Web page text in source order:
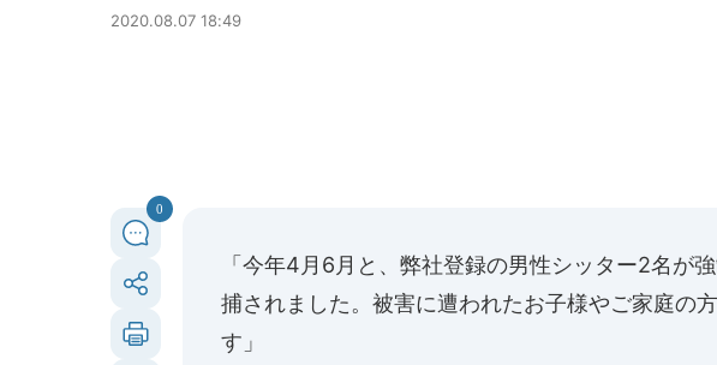
2020.08.07 18:49
0
「今年4月6月と、弊社登録の男性シッター2名が
捕されました。被害に遭われたお子様やご家庭の
す」